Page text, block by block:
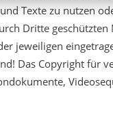
Texte zu nutzen
Dritte
jeweiligen
Das Copyright